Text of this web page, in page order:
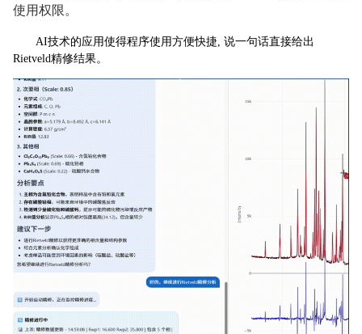
使用权限。
AI技术的应用使得程序使用方便快捷, 说一句话直接给出
Rietveld精修结果。